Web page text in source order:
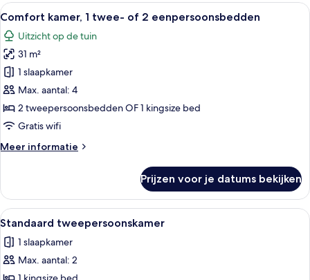
Alle
foto's
voor
Comfort
kamer,
1
twee-
of
eenpersoonsbedden
Hotelkamer met twee bedden, een
6
Comfort kamer, 1 twee- of 2 eenpersoonsbedden
Uitzicht op de tuin
31 m²
1 slaapkamer
Max. aantal: 4
2 tweepersoonsbedden OF 1 kingsize bed
Gratis wifi
Meer informatie
Meer
kamer,
twee-
2
eenpersoonsbedden
Prijzen voor je datums bekijken
Alle
foto's
voor
Standaard
Een hotelkamer met twee bedden,
4
Standaard tweepersoonskamer
1 slaapkamer
Max. aantal: 2